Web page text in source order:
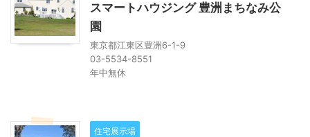
スマートハウジング 豊洲まちなみ公
園
東京都江東区豊洲6-1-9
03-5534-8551
年中無休
住宅展示場